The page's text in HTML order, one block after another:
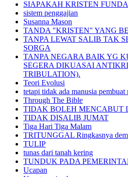
SIAPAKAH KRISTEN
sistem penggajian
Susanna Mason
TANDA "KRISTEN" YANG
TANPA LEWAT SALIB TAK
SORGA
TANPA NEGARA BAIK YG
SEGERA DIKUASAI
TRIBULATION).
Teori Evolusi
tetapi tidak ada manusia
Through The Bible
TIDAK BOLEH MENCABUT
TIDAK DISALIB JUMAT
Tiga Hari Tiga Malam
TRITUNGGAL Ringkasnya
TULIP
tunas dari tanah kering
TUNDUK PADA
Ucapan